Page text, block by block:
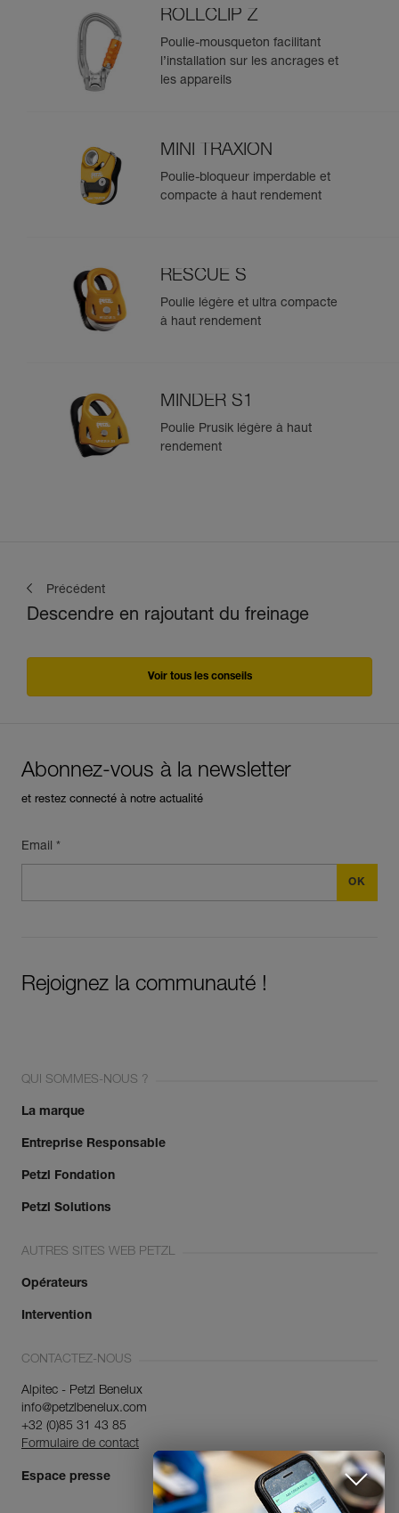
ROLLCLIP Z
Poulie-mousqueton facilitant
l’installation sur les ancrages et
les appareils
MINI TRAXION
Poulie-bloqueur imperdable et
compacte à haut rendement
RESCUE S
Poulie légère et ultra compacte
à haut rendement
MINDER S1
Poulie Prusik légère à haut
rendement
Précédent
Descendre en rajoutant du freinage
Voir tous les conseils
Abonnez-vous à la newsletter
et restez connecté à notre actualité
Email *
Rejoignez la communauté !
QUI SOMMES-NOUS ?
La marque
Entreprise Responsable
Petzl Fondation
Petzl Solutions
AUTRES SITES WEB PETZL
Opérateurs
Intervention
CONTACTEZ-NOUS
Alpitec - Petzl Benelux
info@petzlbenelux.com
+32 (0)85 31 43 85
Formulaire de contact
Espace presse